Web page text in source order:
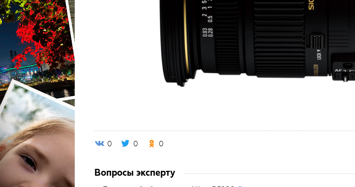
0 0 0
Вопросы эксперту